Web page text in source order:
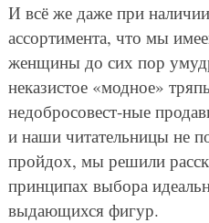
И всё же даже при
ассортимента, что мы
женщины до сих пор
неказистое «модное»
недобросовест-ные
и наши читательницы не
пройдох, мы решили
принципах выбора
выдающихся фигур.